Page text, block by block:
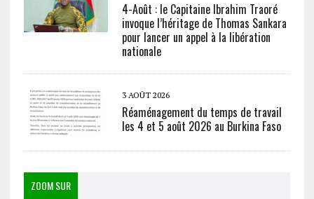
4-Août : le Capitaine Ibrahim Traoré
invoque l’héritage de Thomas Sankara
pour lancer un appel à la libération
nationale
3 AOÛT 2026
Réaménagement du temps de travail
les 4 et 5 août 2026 au Burkina Faso
ZOOM SUR